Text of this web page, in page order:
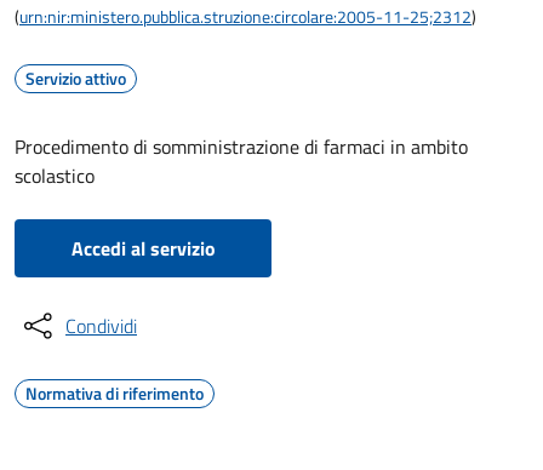
(urn:nir:ministero.pubblica.struzione:circolare:2005-11-25;2312)
Servizio attivo
Procedimento di somministrazione di farmaci in ambito
scolastico
Accedi al servizio
Condividi
Normativa di riferimento